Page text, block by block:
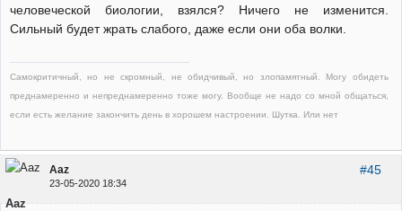
человеческой биологии, взялся? Ничего не изменится.
Сильный будет жрать слабого, даже если они оба волки.
Самокритичный, но не скромный, не обидчивый, но злопамятный. Могу обидеть
преднамеренно и непреднамеренно тоже могу. Вообще не надо со мной общаться,
если есть желание закончить день в хорошем настроении. Шутка. Или нет
#45
Aaz
23-05-2020 18:34
Aaz